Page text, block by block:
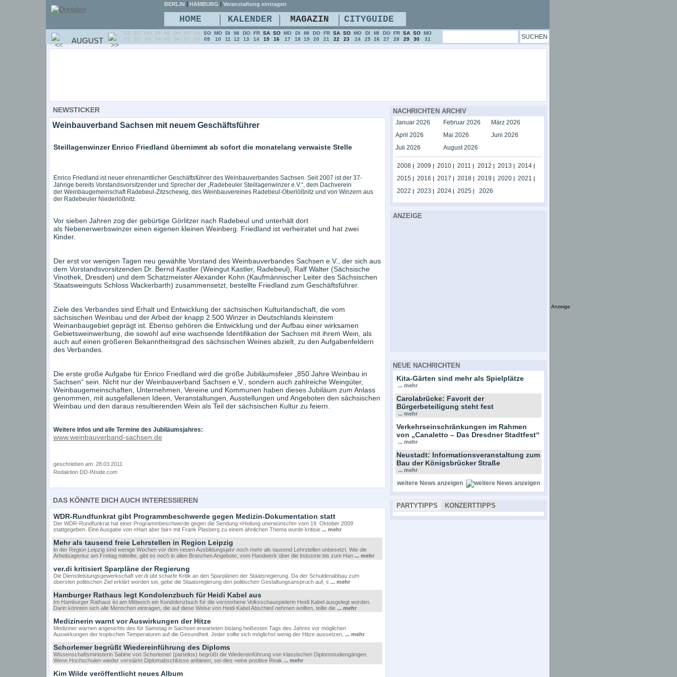
NEWSTICKER
Weinbauverband Sachsen mit neuem Geschäftsführer
Steillagenwinzer Enrico Friedland übernimmt ab sofort die monatelang verwaiste Stelle
Enrico Friedland ist neuer ehrenamtlicher Geschäftsführer des Weinbauverbandes Sachsen. Seit 2007 ist der 37-
Jährige bereits Vorstandsvorsitzender und Sprecher der „Radebeuler Steillagenwinzer e.V.“, dem Dachverein
der Weinbaugemeinschaft Radebeul-Zitzschewig, des Weinbauvereines Radebeul-Oberlößnitz und von Winzern aus
der Radebeuler Niederlößnitz.
Vor sieben Jahren zog der gebürtige Görlitzer nach Radebeul und unterhält dort
als Nebenerwerbswinzer einen eigenen kleinen Weinberg. Friedland ist verheiratet und hat zwei
Kinder.
Der erst vor wenigen Tagen neu gewählte Vorstand des Weinbauverbandes Sachsen e.V., der sich aus
dem Vorstandsvorsitzenden Dr. Bernd Kastler (Weingut Kastler, Radebeul), Ralf Walter (Sächsische
Vinothek, Dresden) und dem Schatzmeister Alexander Kohn (Kaufmännischer Leiter des Sächsischen
Staatsweinguts Schloss Wackerbarth) zusammensetzt, bestellte Friedland zum Geschäftsführer.
Ziele des Verbandes sind Erhalt und Entwicklung der sächsischen Kulturlandschaft, die vom
sächsischen Weinbau und der Arbeit der knapp 2.500 Winzer in Deutschlands kleinstem
Weinanbaugebiet geprägt ist. Ebenso gehören die Entwicklung und der Aufbau einer wirksamen
Gebietsweinwerbung, die sowohl auf eine wachsende Identifikation der Sachsen mit ihrem Wein, als
auch auf einen größeren Bekanntheitsgrad des sächsischen Weines abzielt, zu den Aufgabenfeldern
des Verbandes.
Die erste große Aufgabe für Enrico Friedland wird die große Jubiläumsfeier „850 Jahre Weinbau in
Sachsen“ sein. Nicht nur der Weinbauverband Sachsen e.V., sondern auch zahlreiche Weingüter,
Weinbaugemeinschaften, Unternehmen, Vereine und Kommunen haben dieses Jubiläum zum Anlass
genommen, mit ausgefallenen Ideen, Veranstaltungen, Ausstellungen und Angeboten den sächsischen
Weinbau und den daraus resultierenden Wein als Teil der sächsischen Kultur zu feiern.
Weitere Infos und alle Termine des Jubiläumsjahres:
www.weinbauverband-sachsen.de
geschrieben am: 28.03.2011
Redaktion DD-INside.com
DAS KÖNNTE DICH AUCH INTERESSIEREN
WDR-Rundfunkrat gibt Programmbeschwerde gegen Medizin-Dokumentation statt
Der WDR-Rundfunkrat hat einer Programmbeschwerde gegen die Sendung «Heilung unerwünscht» vom 19. Oktober 2009
stattgegeben. Eine Ausgabe von «Hart aber fair» mit Frank Plasberg zu einem ähnlichen Thema wurde kritisie ... mehr
Mehr als tausend freie Lehrstellen in Region Leipzig
In der Region Leipzig sind wenige Wochen vor dem neuen Ausbildungsjahr noch mehr als tausend Lehrstellen unbesetzt. Wie die
Arbeitsagentur am Freitag mitteilte, gibt es noch in allen Branchen Angebote, vom Handwerk über die Industrie bis zum Han ... mehr
ver.di kritisiert Sparpläne der Regierung
Die Dienstleistungsgewerkschaft ver.di übt scharfe Kritik an den Sparplänen der Staatsregierung. Da der Schuldenabbau zum
obersten politischen Ziel erklärt worden sei, gebe die Staatsregierung den politischen Gestaltungsanspruch auf, s ... mehr
Hamburger Rathaus legt Kondolenzbuch für Heidi Kabel aus
Im Hamburger Rathaus ist am Mittwoch ein Kondolenzbuch für die verstorbene Volksschauspielerin Heidi Kabel ausgelegt worden.
Darin könnten sich alle Menschen eintragen, die auf diese Weise von Heidi Kabel Abschied nehmen wollten, teilte die ... mehr
Medizinerin warnt vor Auswirkungen der Hitze
Mediziner warnen angesichts des für Samstag in Sachsen erwarteten bislang heißesten Tags des Jahres vor möglichen
Auswirkungen der tropischen Temperaturen auf die Gesundheit. Jeder sollte sich möglichst wenig der Hitze aussetzen, ... mehr
Schorlemer begrüßt Wiedereinführung des Diploms
Wissenschaftsministerin Sabine von Schorlemer (parteilos) begrüßt die Wiedereinführung von klassischen Diplomstudiengängen.
Wenn Hochschulen wieder verstärkt Diplomabschlüsse anbieten, sei dies «eine positive Reak ... mehr
Kim Wilde veröffentlicht neues Album
NACHRICHTEN ARCHIV
Januar 2026 Februar 2026
März 2026
April 2026
Mai 2026
Juni 2026
Juli 2026
August 2026
2008| 2009 | 2010| 2011 | 2012 | 2013 | 2014|
2015| 2016 | 2017 | 2018| 2019 | 2020| 2021 |
2022 | 2023 | 2024| 2025| 2026
ANZEIGE
NEUE NACHRICHTEN
Kita-Gärten sind mehr als Spielplätze
... mehr
Carolabrücke: Favorit der
Bürgerbeteiligung steht fest
... mehr
Verkehrseinschränkungen im Rahmen
von „Canaletto – Das Dresdner Stadtfest“
... mehr
Neustadt: Informationsveranstaltung zum
Bau der Königsbrücker Straße
... mehr
weitere News anzeigen
PARTYTIPPS KONZERTTIPPS
BERLIN | HAMBURG | Veranstaltung eintragen
HOME | KALENDER | MAGAZIN | CITYGUIDE
AUGUST
SA
01
SO
02
MO
03
DI
04
MI
05
DO
06
FR
07
SA
08
SO
09
MO
10
DI
11
MI
12
DO
13
FR
14
SA
15
SO
16
MO
17
DI
18
MI
19
DO
20
FR
21
SA
22
SO
23
MO
24
DI
25
MI
26
DO
27
FR
28
SA
29
SO
30
MO
31
Anzeige